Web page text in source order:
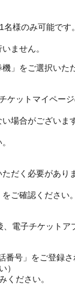
様のみ可能です
」をご選択いた
ケットマイペー
場合がございま
だく必要があり
ご確認ください。
電子チケットア
号」をご登録さ
）
ください。